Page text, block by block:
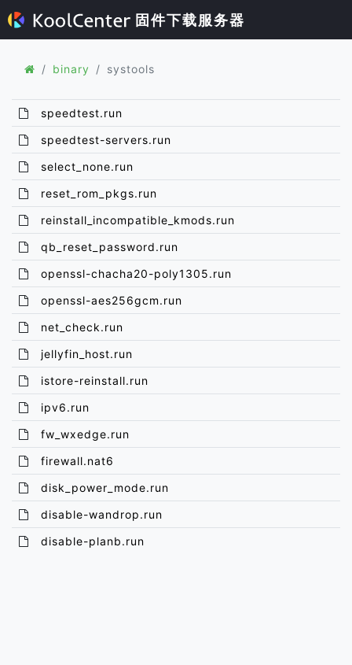
固件下载服务器
binary systools
speedtest.run
speedtest-servers.run
select_none.run
reset_rom_pkgs.run
reinstall_incompatible_kmods.run
qb_reset_password.run
openssl-chacha20-poly1305.run
openssl-aes256gcm.run
net_check.run
jellyfin_host.run
istore-reinstall.run
ipv6.run
fw_wxedge.run
firewall.nat6
disk_power_mode.run
disable-wandrop.run
disable-planb.run